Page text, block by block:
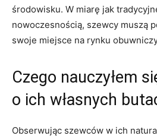
środowisku. W miarę jak
nowoczesnością, szewcy muszą
swoje miejsce na rynku
Czego nauczyłem
o ich własnych
Obserwując szewców w ich